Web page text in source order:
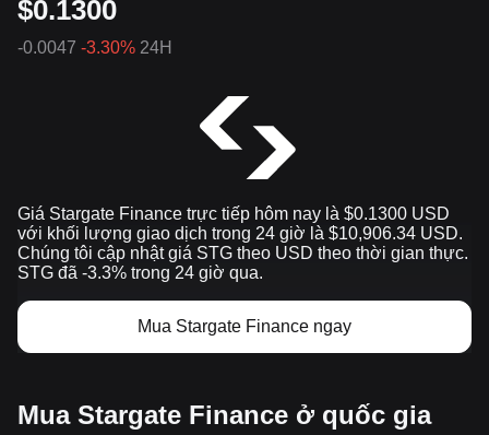
$0.1300
-0.0047 -3.30% 24H
Giá Stargate Finance trực tiếp hôm nay là $0.1300 USD
với khối lượng giao dịch trong 24 giờ là $10,906.34 USD.
Chúng tôi cập nhật giá STG theo USD theo thời gian thực.
STG đã -3.3% trong 24 giờ qua.
Mua Stargate Finance ngay
Mua Stargate Finance ở quốc gia